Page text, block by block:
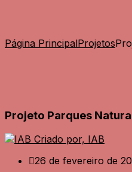
Página PrincipalProjetos
Projeto Parques
Criado por, IAB
26 de fevereiro de